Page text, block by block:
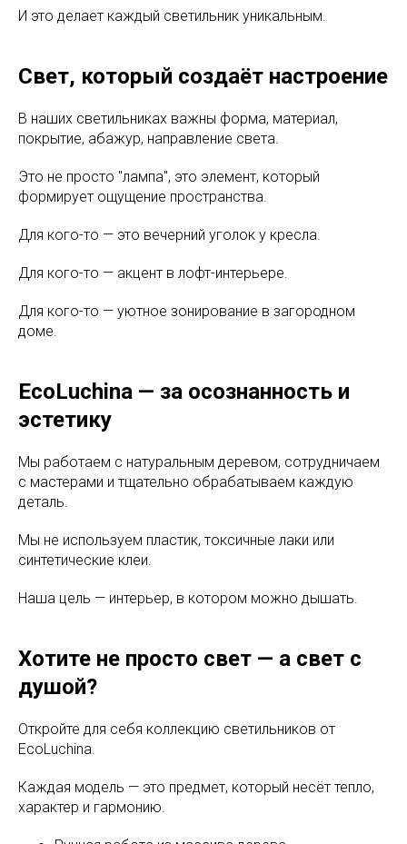
И это делает каждый светильник уникальным.
Свет, который создаёт настроение
В наших светильниках важны форма, материал,
покрытие, абажур, направление света.
Это не просто "лампа", это элемент, который
формирует ощущение пространства.
Для кого-то — это вечерний уголок у кресла.
Для кого-то — акцент в лофт-интерьере.
Для кого-то — уютное зонирование в загородном
доме.
EcoLuchina — за осознанность и
эстетику
Мы работаем с натуральным деревом, сотрудничаем
с мастерами и тщательно обрабатываем каждую
деталь.
Мы не используем пластик, токсичные лаки или
синтетические клеи.
Наша цель — интерьер, в котором можно дышать.
Хотите не просто свет — а свет с
душой?
Откройте для себя коллекцию светильников от
EcoLuchina.
Каждая модель — это предмет, который несёт тепло,
характер и гармонию.